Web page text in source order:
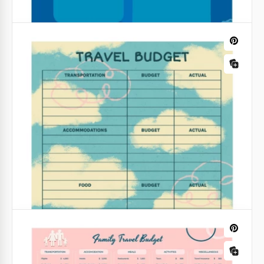
umas férias. Uma delas é gerir o teu orçamento.
montante total que precisas?
Google Docs
Orçamento de Viagens Marítimas
Viajar é sempre uma experiência positiva! Mas para